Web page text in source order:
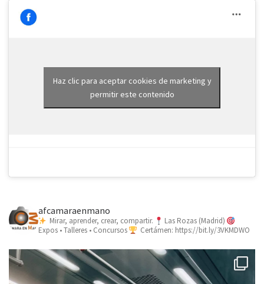
Haz clic para aceptar cookies de marketing y
permitir este contenido
afcamaraenmano
Mirar, aprender, crear, compartir.
Las Rozas (Madrid)
Expos • Talleres • Concursos
Certámen: https://bit.ly/3VKMDWO